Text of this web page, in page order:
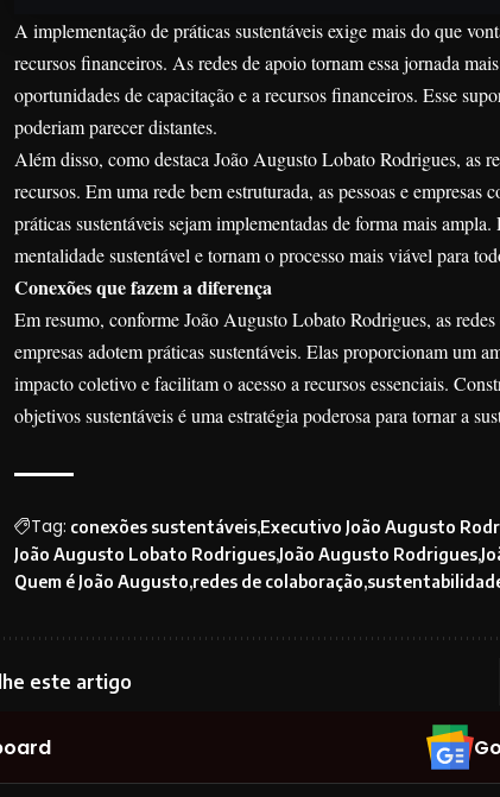
A implementação de práticas sustentáveis exige mais do que
recursos financeiros. As redes de apoio tornam essa jornada
oportunidades de capacitação e a recursos financeiros. Esse
poderiam parecer distantes.
Além disso, como destaca João Augusto Lobato Rodrigues, as
recursos. Em uma rede bem estruturada, as pessoas e
práticas sustentáveis sejam implementadas de forma mais
mentalidade sustentável e tornam o processo mais viável para
Conexões que fazem a diferença
Em resumo, conforme João Augusto Lobato Rodrigues, as
empresas adotem práticas sustentáveis. Elas proporcionam um
impacto coletivo e facilitam o acesso a recursos essenciais.
objetivos sustentáveis é uma estratégia poderosa para tornar a
Tag: conexões sustentáveisExecutivo João Augusto
João Augusto Lobato RodriguesJoão Augusto Rodrigues
Quem é João Augusto redes de colaboração
este artigo